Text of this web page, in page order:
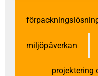
miljöpåverkan
projektering